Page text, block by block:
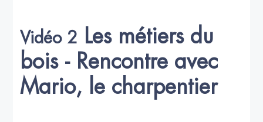
Vidéo 2
Les métiers du
bois - Rencontre avec
Mario, le charpentier